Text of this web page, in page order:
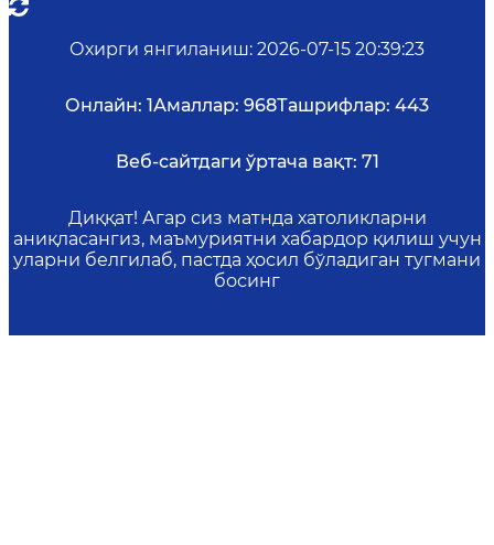
Охирги янгиланиш: 2026-07-15 20:39:23
Онлайн: 1Амаллар: 968Ташрифлар: 443
Веб-сайтдаги ўртача вақт: 71
Диққат! Агар сиз матнда хатоликларни
аниқласангиз, маъмуриятни хабардор қилиш учун
уларни белгилаб, пастда ҳосил бўладиган тугмани
босинг